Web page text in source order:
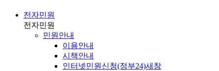
전자민원
전자민원
민원안내
이용안내
시책안내
인터넷민원신청(정부24)새창